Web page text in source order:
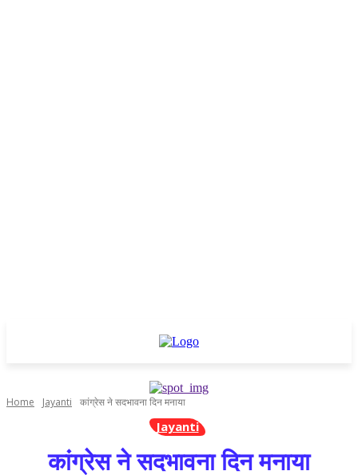
Home Jayanti कांग्रेस ने सदभावना दिन मनाया
Jayanti
कांग्रेस ने सदभावना दिन मनाया